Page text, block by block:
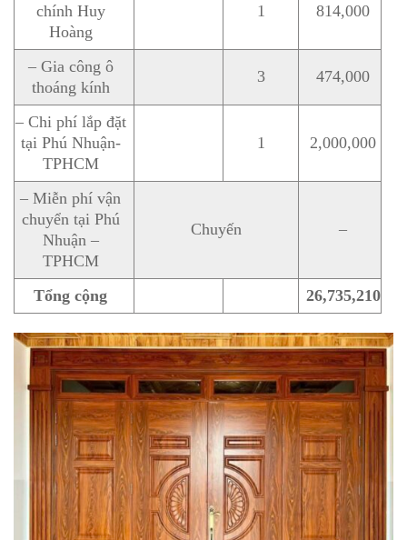
chính Huy
Hoàng
1 814,000
– Gia công ô
thoáng kính
3 474,000
– Chi phí lắp đặt
tại Phú Nhuận-
TPHCM
1 2,000,000
– Miễn phí vận
chuyển tại Phú
Nhuận –
TPHCM
Chuyến –
Tổng cộng 26,735,210